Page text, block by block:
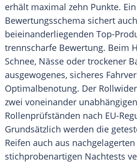
erhält maximal zehn Punkte.
Bewertungsschema sichert
beieinanderliegenden Top-
trennscharfe Bewertung. Beim
Schnee, Nässe oder trockener
ausgewogenes, sicheres
Optimalbenotung. Der
zwei voneinander unabhängigen
Rollenprüfständen nach EU-
Grundsätzlich werden die
Reifen auch aus
stichprobenartigen Nachtests